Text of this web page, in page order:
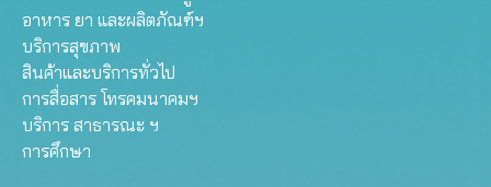
อาหาร ยา และผลิตภัณฑ์ฯ
บริการสุขภาพ
สินค้าและบริการทั่วไป
การสื่อสาร โทรคมนาคมฯ
บริการ สาธารณะ ฯ
การศึกษา